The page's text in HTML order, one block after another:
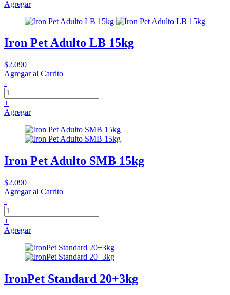
Agregar
Iron Pet Adulto LB 15kg
$2.090
Agregar al Carrito
-
+
Agregar
Iron Pet Adulto SMB 15kg
$2.090
Agregar al Carrito
-
+
Agregar
IronPet Standard 20+3kg